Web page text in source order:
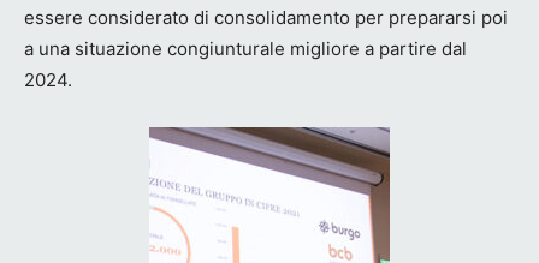
essere considerato di consolidamento per prepararsi poi
a una situazione congiunturale migliore a partire dal
2024.